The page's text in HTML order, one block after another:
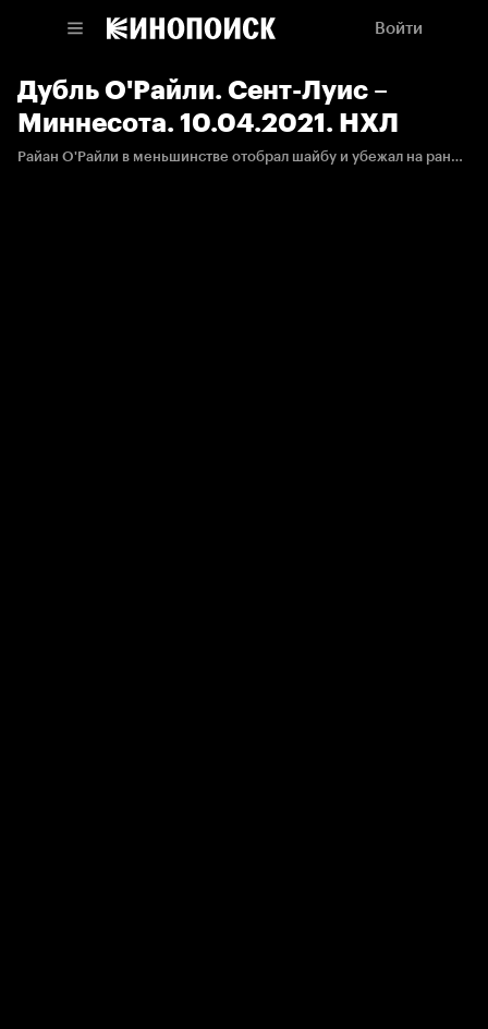
Войти
Дубль О'Райли. Сент-Луис –
Миннесота. 10.04.2021. НХЛ
Райан О'Райли в меньшинстве отобрал шайбу и убежал на рандеву с голкипером, которого уверенно переиграл.